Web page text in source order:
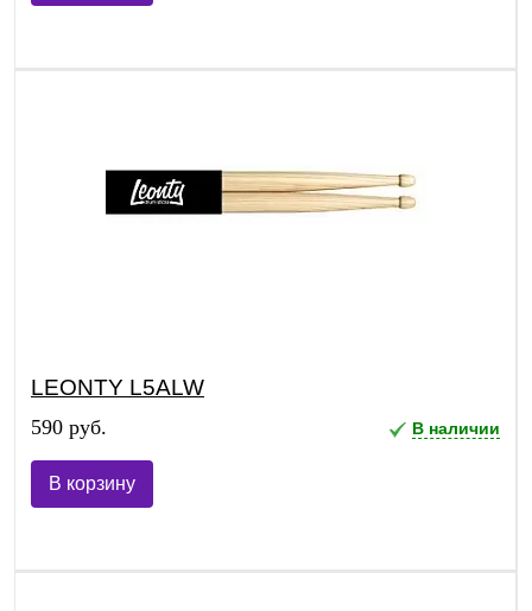
LEONTY L5ALW
590 руб. В наличии
В корзину